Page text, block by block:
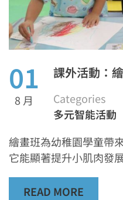
01
8 月
課外活動：
Categories
多元智能活動
繪畫班為幼稚園學童帶
它能顯著提升小肌肉發
READ MORE